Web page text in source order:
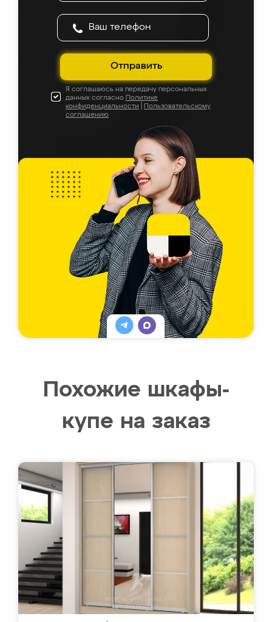
Отправить
Я соглашаюсь на передачу персональных
данных согласно Политике
конфиденциальности
Пользовательскому
соглашению
Похожие шкафы-
купе на заказ